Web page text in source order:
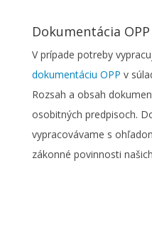
Dokumentácia OPP
V prípade potreby
dokumentáciu OPP v
Rozsah a obsah
osobitných predpisoch.
vypracovávame s
zákonné povinnosti